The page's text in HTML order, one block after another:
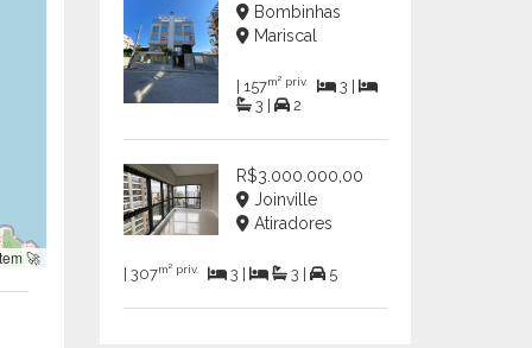
🚀
Bombinhas
Mariscal
| 157m² priv.
3 |
3 |
2
R$3.000.000,00
Joinville
Atiradores
| 307m² priv. 3 | 3 | 5